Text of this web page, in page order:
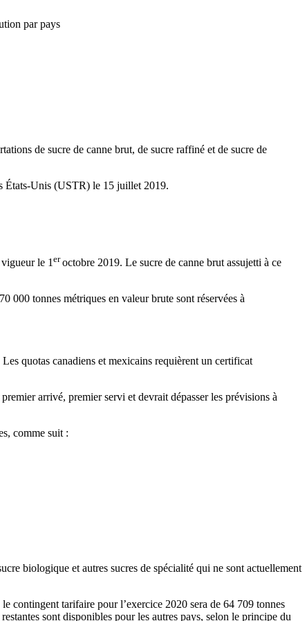
par pays
de sucre de canne brut, de sucre raffiné et de sucre de
États-Unis (USTR) le 15 juillet 2019.
le 1eroctobre 2019. Le sucre de canne brut assujetti à ce
000 tonnes métriques en valeur brute sont réservées à
quotas canadiens et mexicains requièrent un certificat
arrivé, premier servi et devrait dépasser les prévisions à
comme suit :
biologique et autres sucres de spécialité qui ne sont actuellement
contingent tarifaire pour l’exercice 2020 sera de 64 709 tonnes
sont disponibles pour les autres pays, selon le principe du